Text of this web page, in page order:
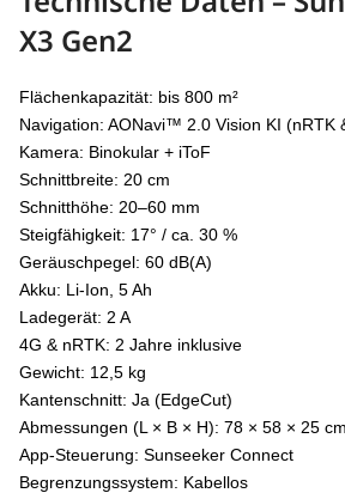
X3 Gen2
Flächenkapazität: bis 800 m²
Navigation: AONavi™ 2.0 Vision KI (nRTK
Kamera: Binokular + iToF
Schnittbreite: 20 cm
Schnitthöhe: 20–60 mm
Steigfähigkeit: 17° / ca. 30 %
Geräuschpegel: 60 dB(A)
Akku: Li-Ion, 5 Ah
Ladegerät: 2 A
4G & nRTK: 2 Jahre inklusive
Gewicht: 12,5 kg
Kantenschnitt: Ja (EdgeCut)
Abmessungen (L × B × H): 78 × 58 × 25 cm
App-Steuerung: Sunseeker Connect
Begrenzungssystem: Kabellos